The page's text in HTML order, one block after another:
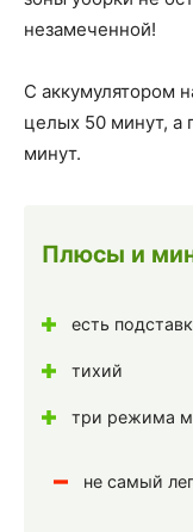
незамеченной!
С аккумулятором
целых 50 минут, а
минут.
Плюсы и
есть
тихий
три режима
не самый